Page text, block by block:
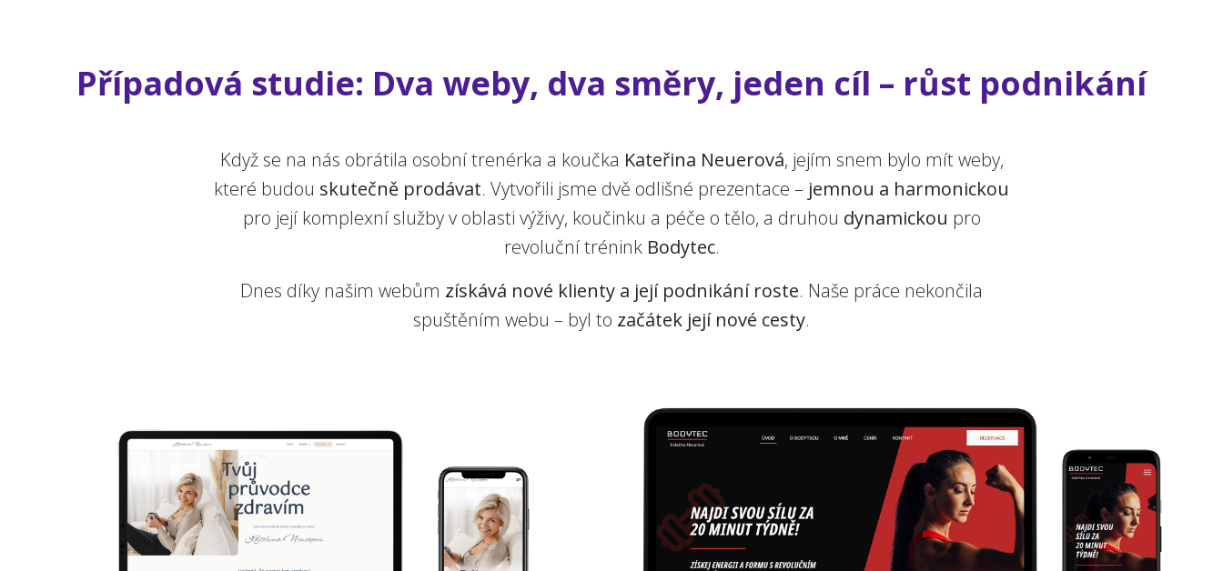
Případová studie: Dva weby, dva směry, jeden cíl – růst podnikání
Když se na nás obrátila osobní trenérka a koučka Kateřina Neuerová, jejím snem bylo mít weby,
které budou skutečně prodávat. Vytvořili jsme dvě odlišné prezentace – jemnou a harmonickou
pro její komplexní služby v oblasti výživy, koučinku a péče o tělo, a druhou dynamickou pro
revoluční trénink Bodytec.
Dnes díky našim webům získává nové klienty a její podnikání roste. Naše práce nekončila
spuštěním webu – byl to začátek její nové cesty.